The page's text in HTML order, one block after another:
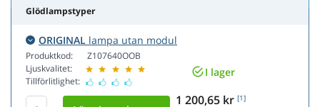
Glödlampstyper
ORIGINAL lampa utan modul
Produktkod:
Ljuskvalitet:
Tillförlitlighet:
Z107640OOB
I lager
1 200,65 kr [1]